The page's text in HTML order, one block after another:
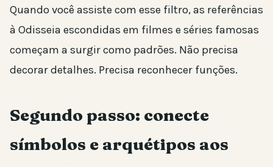
Quando você assiste com esse filtro, as referências
à Odisseia escondidas em filmes e séries famosas
começam a surgir como padrões. Não precisa
decorar detalhes. Precisa reconhecer funções.
Segundo passo: conecte
símbolos e arquétipos aos